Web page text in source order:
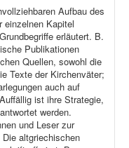
Aufbau des
einzelnen Kapitel
erläutert. B.
Publikationen
Quellen, sowohl die
Texte der Kirchenväter;
auch auf
ist ihre Strategie,
werden.
und Leser zur
altgriechischen